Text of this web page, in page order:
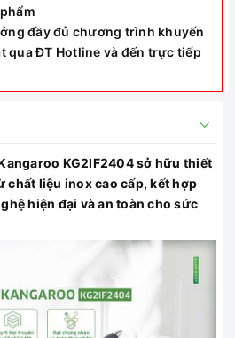
đầy đủ chương trình khuyến
qua ĐT Hotline và đến trực tiếp
KG2IF2404 sở hữu thiết
chất liệu inox cao cấp, kết hợp
hiện đại và an toàn cho sức